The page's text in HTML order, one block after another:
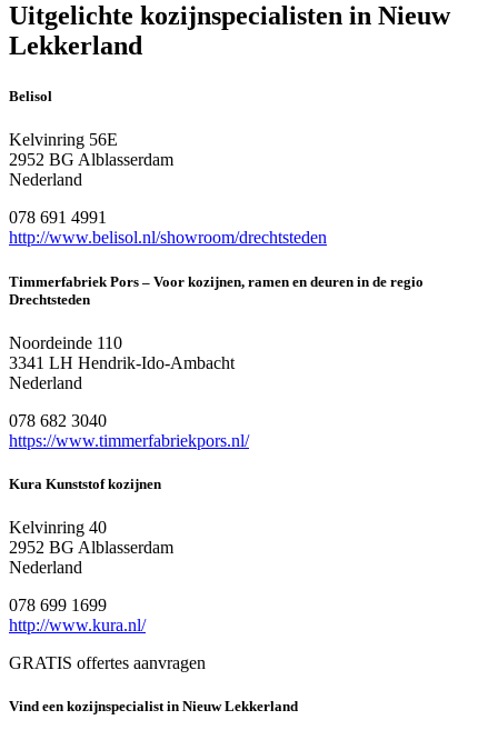
Uitgelichte kozijnspecialisten in Nieuw
Lekkerland
Belisol
Kelvinring 56E
2952 BG Alblasserdam
Nederland
078 691 4991
http://www.belisol.nl/showroom/drechtsteden
Timmerfabriek Pors – Voor kozijnen, ramen en deuren in de regio
Drechtsteden
Noordeinde 110
3341 LH Hendrik-Ido-Ambacht
Nederland
078 682 3040
https://www.timmerfabriekpors.nl/
Kura Kunststof kozijnen
Kelvinring 40
2952 BG Alblasserdam
Nederland
078 699 1699
http://www.kura.nl/
GRATIS offertes aanvragen
Vind een kozijnspecialist in Nieuw Lekkerland